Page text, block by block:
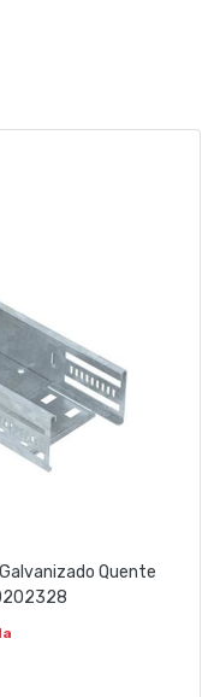
Quente